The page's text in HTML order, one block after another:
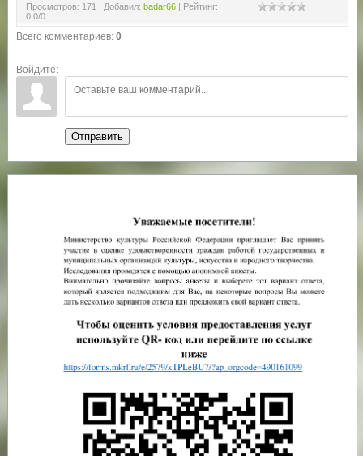
Просмотров: 171 | Добавил: badar66 | Рейтинг:
0.0/0
Всего комментариев: 0
Войдите:
Отправить